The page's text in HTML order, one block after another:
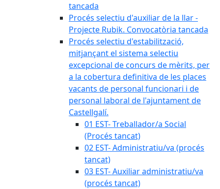
tancada
Procés selectiu d'auxiliar de la llar -
Projecte Rubik. Convocatòria tancada
Procés selectiu d'estabilització,
mitjançant el sistema selectiu
excepcional de concurs de mèrits, per
a la cobertura definitiva de les places
vacants de personal funcionari i de
personal laboral de l'ajuntament de
Castellgalí.
01 EST- Treballador/a Social
(Procés tancat)
02 EST- Administratiu/va (procés
tancat)
03 EST- Auxiliar administratiu/va
(procés tancat)